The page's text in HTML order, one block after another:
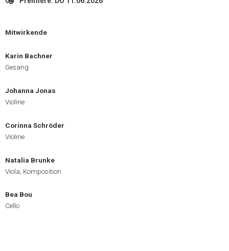
Mitwirkende
Karin Bachner
Gesang
Johanna Jonas
Violine
Corinna Schröder
Violine
Natalia Brunke
Viola, Komposition
Bea Bou
Cello